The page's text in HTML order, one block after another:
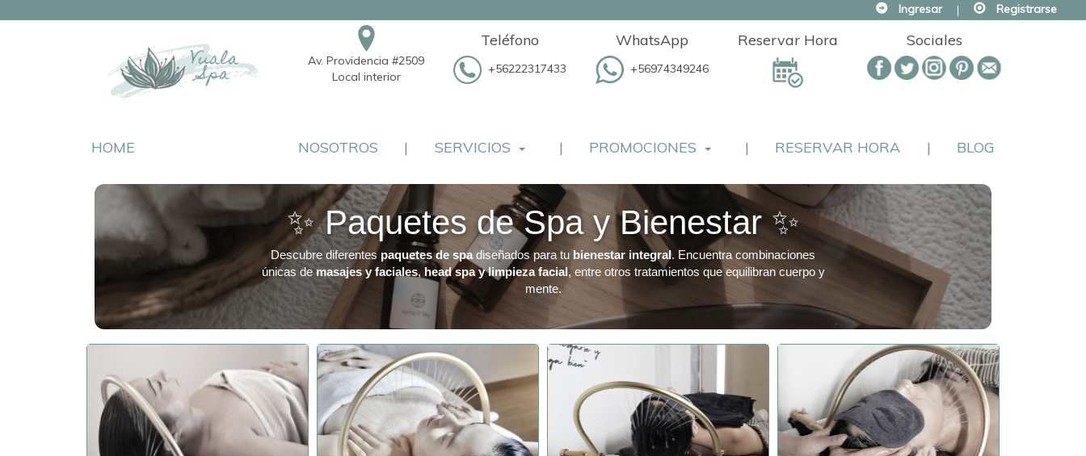
Ingresar | Registrarse
Av. Providencia #2509
Local interior
Teléfono
+56222317433
WhatsApp
+56974349246
Reservar Hora Sociales
HOME NOSOTROS | SERVICIOS | PROMOCIONES | RESERVAR HORA | BLOG
✨ Paquetes de Spa y Bienestar ✨
Descubre diferentes paquetes de spadiseñados para tu bienestar integral. Encuentra combinaciones
únicas demasajes y faciales, head spa y limpieza facial, entre otros tratamientos que equilibran cuerpo y
mente.